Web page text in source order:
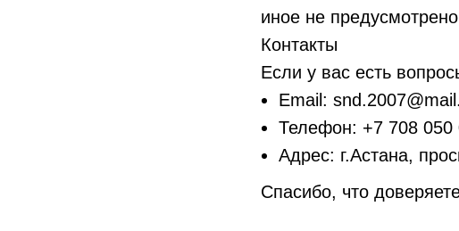
иное не
Контакты
Если у вас есть
Email:
Телефон: +7 708 050
Адрес: г.Астана,
Спасибо, что